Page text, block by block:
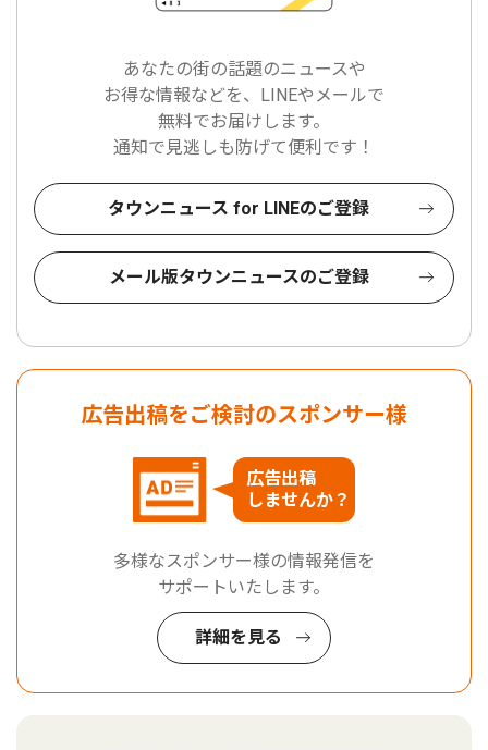
あなたの街の話題のニュースや
お得な情報などを、LINEやメールで
無料でお届けします。
通知で見逃しも防げて便利です！
タウンニュース for LINEのご登録
メール版タウンニュースのご登録
広告出稿をご検討のスポンサー様
広告出稿
しませんか？
多様なスポンサー様の情報発信を
サポートいたします。
詳細を見る